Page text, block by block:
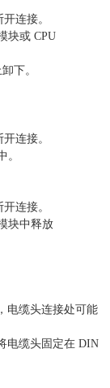
连接。
块或 CPU
下。
连接。
。
连接。
块中释放
电缆头连接处可能
电缆头固定在 DIN